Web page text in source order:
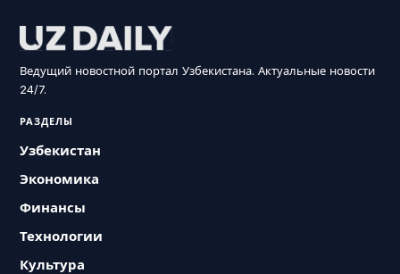
Ведущий новостной портал Узбекистана. Актуальные новости
24/7.
РАЗДЕЛЫ
Узбекистан
Экономика
Финансы
Технологии
Культура